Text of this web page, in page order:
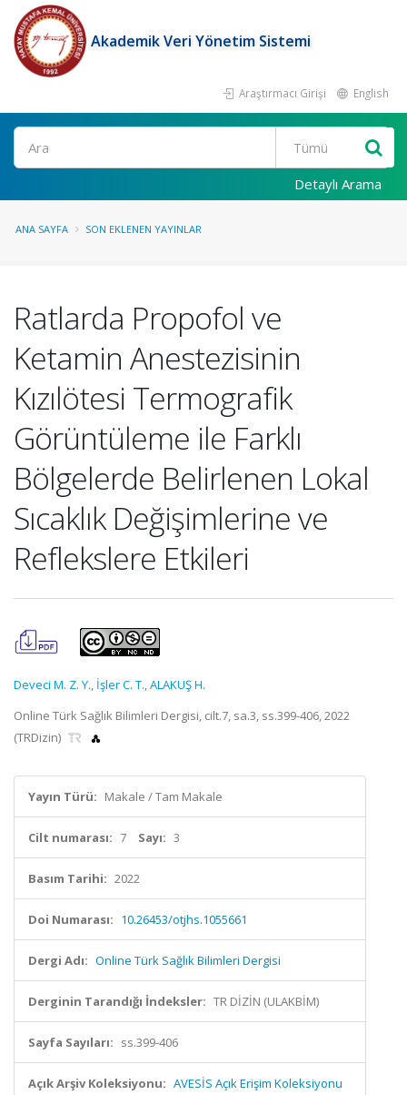
Akademik Veri Yönetim Sistemi
Araştırmacı Girişi English
Ara
Detaylı Arama
ANA SAYFA SON EKLENEN YAYINLAR
Ratlarda Propofol ve
Ketamin Anestezisinin
Kızılötesi Termografik
Görüntüleme ile Farklı
Bölgelerde Belirlenen Lokal
Sıcaklık Değişimlerine ve
Reflekslere Etkileri
Deveci M. Z. Y., İşler C. T.,ALAKUŞ H.
Online Türk Sağlık Bilimleri Dergisi, cilt.7, sa.3, ss.399-406, 2022
(TRDizin)
Yayın Türü: Makale / Tam Makale
Cilt numarası: 7 Sayı: 3
Basım Tarihi: 2022
Doi Numarası: 10.26453/otjhs.1055661
Dergi Adı: Online Türk Sağlık Bilimleri Dergisi
Derginin Tarandığı İndeksler: TR DİZİN (ULAKBİM)
Sayfa Sayıları: ss.399-406
Açık Arşiv Koleksiyonu: AVESİS Açık Erişim Koleksiyonu